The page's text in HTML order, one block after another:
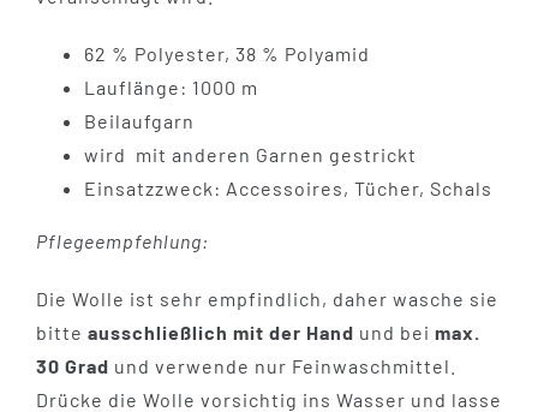
62 % Polyester, 38 % Polyamid
Lauflänge: 1000 m
Beilaufgarn
wird mit anderen Garnen gestrickt
Einsatzzweck: Accessoires, Tücher, Schals
Pflegeempfehlung:
Die Wolle ist sehr empfindlich, daher wasche sie
bitte ausschließlich mit der Hand und bei max.
30 Grad und verwende nur Feinwaschmittel.
Drücke die Wolle vorsichtig ins Wasser und lasse